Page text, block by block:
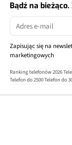
Bądź na
Zapisując się na
marketingowych
Ranking telefonów 2026
Telefon do 2500Telefon do